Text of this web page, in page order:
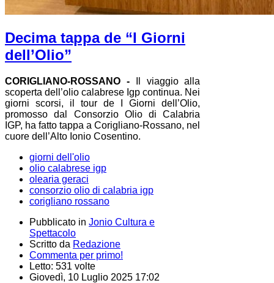
Decima tappa de “I Giorni
dell’Olio”
CORIGLIANO-ROSSANO -Il viaggio alla
scoperta dell’olio calabrese Igp continua. Nei
giorni scorsi, il tour de I Giorni dell’Olio,
promosso dal Consorzio Olio di Calabria
IGP, ha fatto tappa a Corigliano-Rossano, nel
cuore dell’Alto Ionio Cosentino.
giorni dell'olio
olio calabrese igp
olearia geraci
consorzio olio di calabria igp
corigliano rossano
Pubblicato in Jonio Cultura e
Spettacolo
Scritto da Redazione
Commenta per primo!
Letto: 531 volte
Giovedì, 10 Luglio 2025 17:02